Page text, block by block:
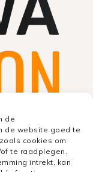
de
de website goed te
cookies om
te raadplegen.
intrekt, kan